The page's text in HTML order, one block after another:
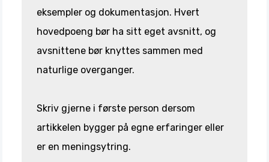
eksempler og dokumentasjon. Hvert
hovedpoeng bør ha sitt eget avsnitt, og
avsnittene bør knyttes sammen med
naturlige overganger.
Skriv gjerne i første person dersom
artikkelen bygger på egne erfaringer eller
er en meningsytring.